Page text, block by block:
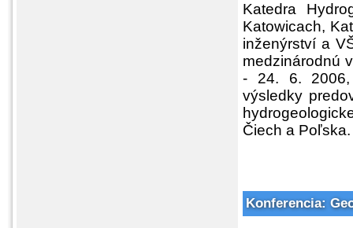
Katedra
Katowicach,
inženýrství a
medzinárodnú
- 24. 6. 2006,
výsledky
Čiech a Poľska.
Konferencia: